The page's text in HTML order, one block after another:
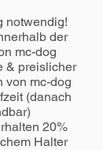
notwendig!
der
mc-dog
& preislicher
von mc-dog
(danach
20%
Halter